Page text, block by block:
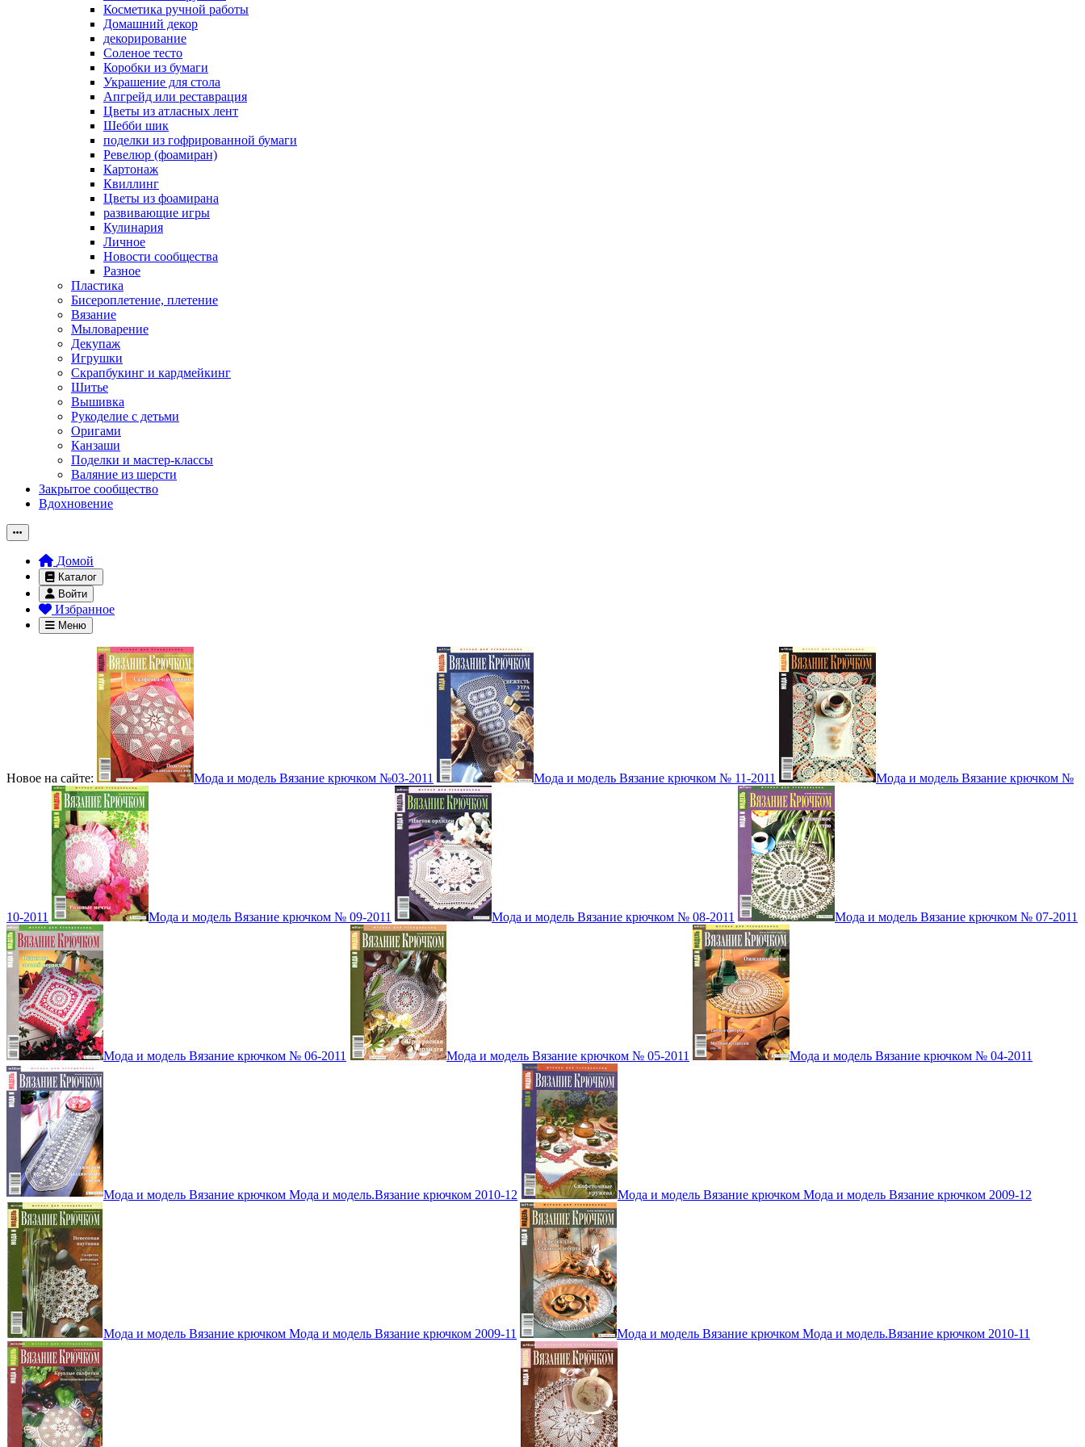
Косметика ручной работы
Домашний декор
декорирование
Соленое тесто
Коробки из бумаги
Украшение для стола
Апгрейд или реставрация
Цветы из атласных лент
Шебби шик
поделки из гофрированной бумаги
Ревелюр (фоамиран)
Картонаж
Квиллинг
Цветы из фоамирана
развивающие игры
Кулинария
Личное
Новости сообщества
Разное
Пластика
Бисероплетение, плетение
Вязание
Мыловарение
Декупаж
Игрушки
Скрапбукинг и кардмейкинг
Шитье
Вышивка
Рукоделие с детьми
Оригами
Канзаши
Поделки и мастер-классы
Валяние из шерсти
Закрытое сообщество
Вдохновение
Домой
Каталог
Войти
Избранное
Меню
Новое на сайте: Мода и модель Вязание крючком №03-2011 Мода и модель Вязание крючком № 11-2011 Мода и модель Вязание крючком №
10-2011 Мода и модель Вязание крючком № 09-2011 Мода и модель Вязание крючком № 08-2011 Мода и модель Вязание крючком № 07-2011
Мода и модель Вязание крючком № 06-2011 Мода и модель Вязание крючком № 05-2011 Мода и модель Вязание крючком № 04-2011
Мода и модель Вязание крючком Мода и модель.Вязание крючком 2010-12 Мода и модель Вязание крючком Мода и модель Вязание крючком 2009-12
Мода и модель Вязание крючком Мода и модель Вязание крючком 2009-11 Мода и модель Вязание крючком Мода и модель.Вязание крючком 2010-11